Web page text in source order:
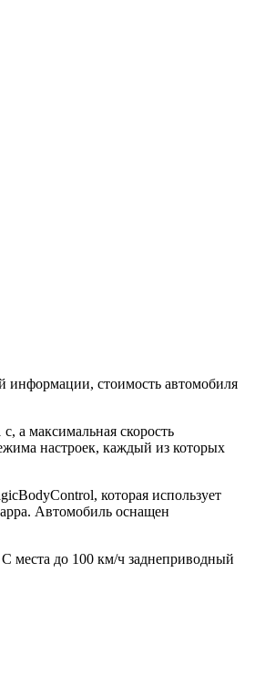
информации, стоимость автомобиля
а максимальная скорость
настроек, каждый из которых
которая использует
Автомобиль оснащен
места до 100 км/ч заднеприводный